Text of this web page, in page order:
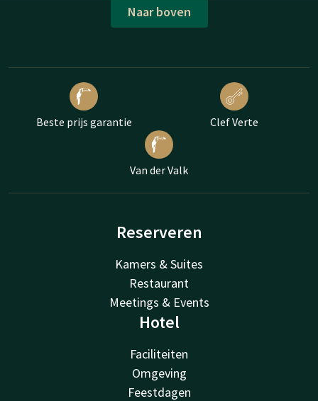
Naar boven
Beste prijs garantie Clef Verte
Van der Valk
Reserveren
Kamers & Suites
Restaurant
Meetings & Events
Hotel
Faciliteiten
Omgeving
Feestdagen